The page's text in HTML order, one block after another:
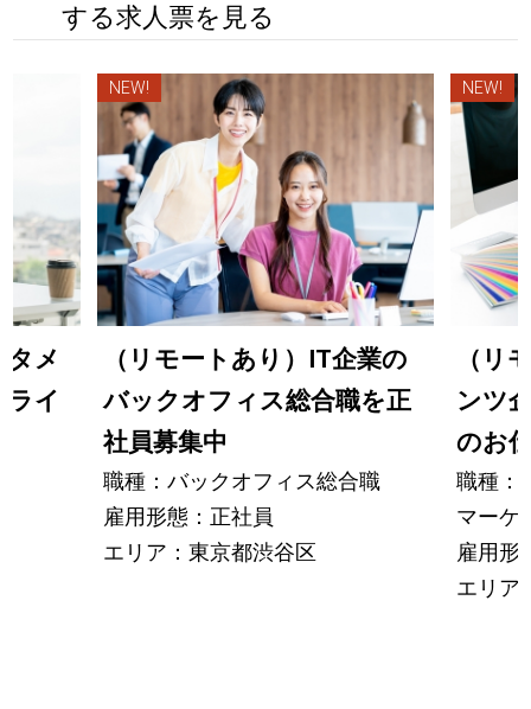
する求人票を見る
タメ
イ
NEW!
（リモートあり）IT企業の
バックオフィス総合職を正
社員募集中
職種：バックオフィス総合職
雇用形態：正社員
エリア：東京都渋谷区
NEW!
（リ
ンツ
のお
職種：
マーケ
雇用形
エリア